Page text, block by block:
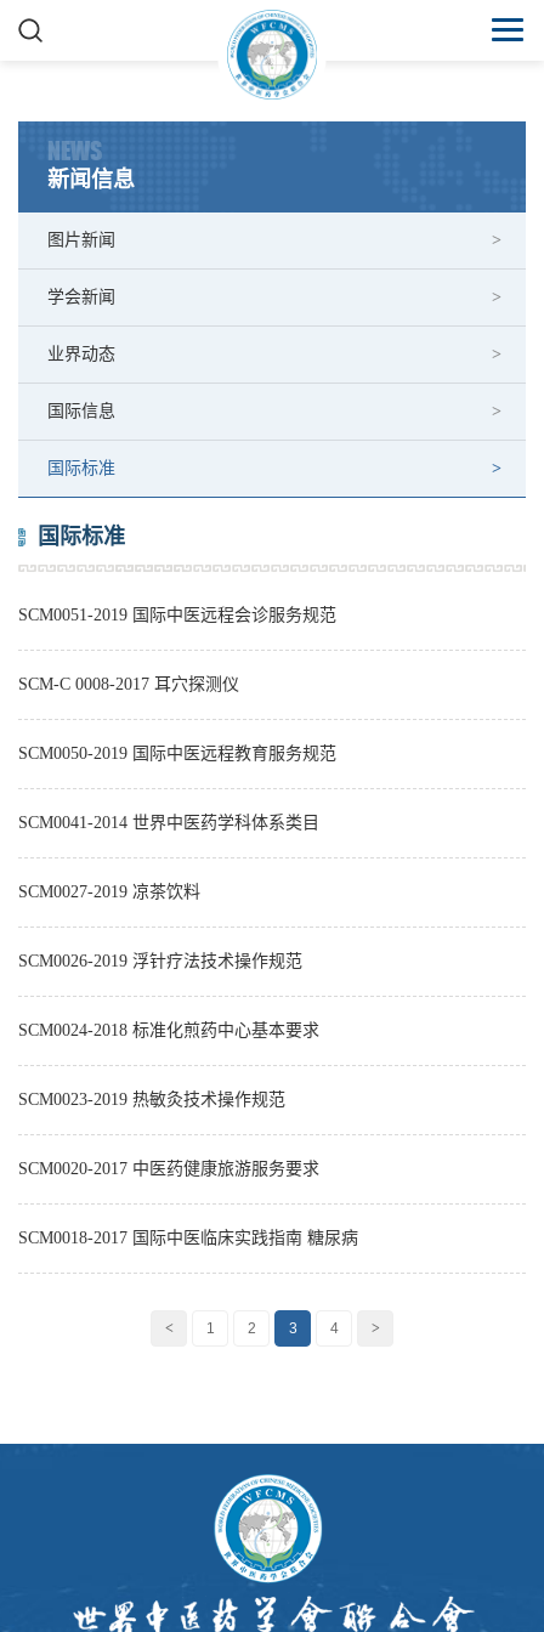
NEWS
新闻信息
图片新闻
学会新闻
业界动态
国际信息
国际标准
国际标准
SCM0051-2019 国际中医远程会诊服务规范
SCM-C 0008-2017 耳穴探测仪
SCM0050-2019 国际中医远程教育服务规范
SCM0041-2014 世界中医药学科体系类目
SCM0027-2019 凉茶饮料
SCM0026-2019 浮针疗法技术操作规范
SCM0024-2018 标准化煎药中心基本要求
SCM0023-2019 热敏灸技术操作规范
SCM0020-2017 中医药健康旅游服务要求
SCM0018-2017 国际中医临床实践指南 糖尿病
< 1 2 3 4 >